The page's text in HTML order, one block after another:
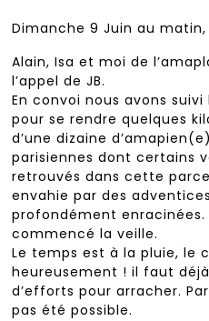
Dimanche 9 Juin au matin,
Alain, Isa et moi de
l’appel de JB.
En convoi nous avons
pour se rendre quelques
d’une dizaine
parisiennes dont certains
retrouvés dans cette
envahie par des
profondément enracinées.
commencé la veille.
Le temps est à la pluie, le
heureusement ! il faut
d’efforts pour arracher.
pas été possible.